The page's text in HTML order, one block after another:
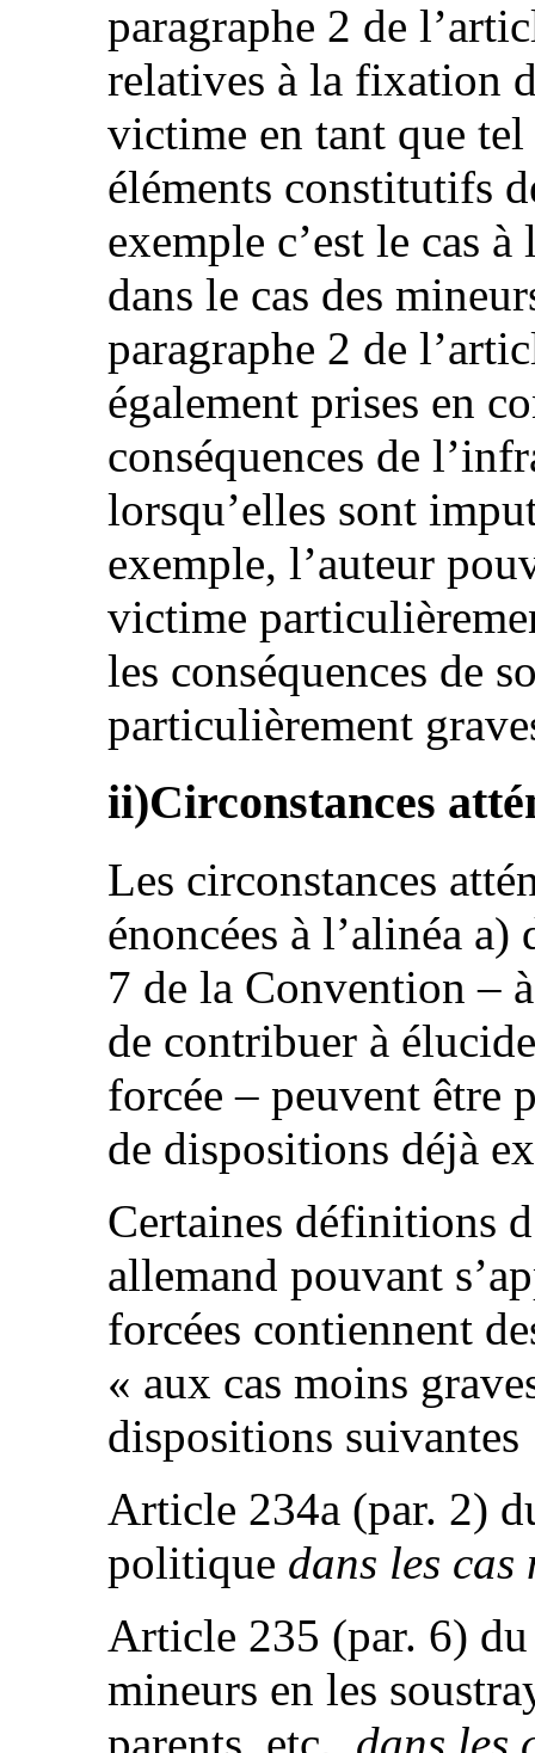
paragraphe 2 de
relatives à la fixation
victime en tant que tel
éléments constitutifs
exemple c’est le cas
dans le cas des
paragraphe 2 de
également prises en
conséquences de
lorsqu’elles sont
exemple, l’auteur
victime
les conséquences de
particulièrement
ii)Circonstances
Les circonstances
énoncées à l’alinéa
7 de la Convention –
de contribuer à
forcée – peuvent être
de dispositions déjà
Certaines définitions
allemand pouvant
forcées contiennent
« aux cas moins
dispositions suivantes
Article 234a (par. 2)
politique dans les cas
Article 235 (par. 6)
mineurs en les
parents, etc., dans les